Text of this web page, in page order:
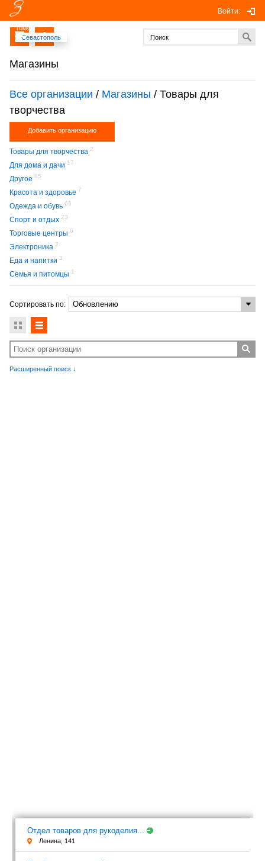
Томск
Севастополь
Магазины
Войти:
Все организации / Магазины / Товары для
творчества
Добавить организацию
Товары для творчества 2
Для дома и дачи 17
Другое 85
Красота и здоровье 7
Одежда и обувь 66
Спорт и отдых 23
Торговые центры 6
Электроника 2
Еда и напитки 3
Семья и питомцы 1
Сортировать по:
Расширенный поиск ↓
Отдел товаров для рукоделия...
Ленина, 141